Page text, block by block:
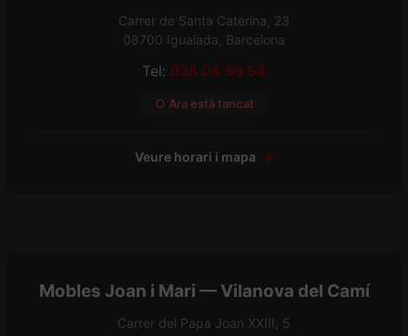
Carrer de Santa Caterina, 23
08700 Igualada, Barcelona
Tel: 938 04 59 54
○ Ara està tancat
Veure horari i mapa
Mobles Joan i Mari — Vilanova del Camí
Carrer del Papa Joan XXIII, 5